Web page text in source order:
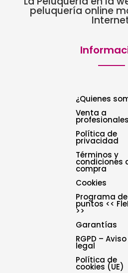
peluquería online
¿Quienes
Venta a
profesionales
Política de
privacidad
Términos y
condiciones
compra
Cookies
Programa de
puntos <<
>>
Garantías
RGPD – Aviso
legal
Política de
cookies (UE)